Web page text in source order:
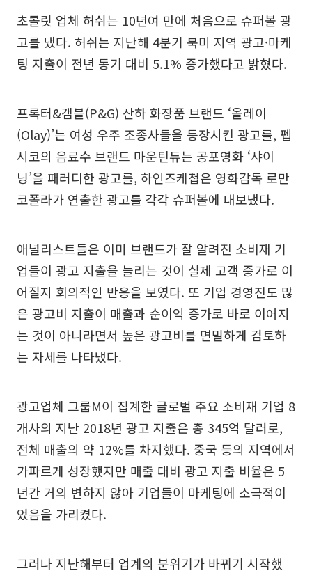
초콜릿 업체 허쉬는 10년여 만에 처음으로 슈퍼볼 광
고를 냈다. 허쉬는 지난해 4분기 북미 지역 광고·마케
팅 지출이 전년 동기 대비 5.1% 증가했다고 밝혔다.
프록터&갬블(P&G) 산하 화장품 브랜드 ‘올레이
(Olay)’는 여성 우주 조종사들을 등장시킨 광고를, 펩
시코의 음료수 브랜드 마운틴듀는 공포영화 ‘샤이
닝’을 패러디한 광고를, 하인즈케첩은 영화감독 로만
코폴라가 연출한 광고를 각각 슈퍼볼에 내보냈다.
애널리스트들은 이미 브랜드가 잘 알려진 소비재 기
업들이 광고 지출을 늘리는 것이 실제 고객 증가로 이
어질지 회의적인 반응을 보였다. 또 기업 경영진도 많
은 광고비 지출이 매출과 순이익 증가로 바로 이어지
는 것이 아니라면서 높은 광고비를 면밀하게 검토하
는 자세를 나타냈다.
광고업체 그룹M이 집계한 글로벌 주요 소비재 기업 8
개사의 지난 2018년 광고 지출은 총 345억 달러로,
전체 매출의 약 12%를 차지했다. 중국 등의 지역에서
가파르게 성장했지만 매출 대비 광고 지출 비율은 5
년간 거의 변하지 않아 기업들이 마케팅에 소극적이
었음을 가리켰다.
그러나 지난해부터 업계의 분위기가 바뀌기 시작했